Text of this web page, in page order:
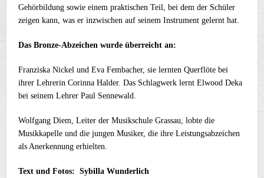
Gehörbildung sowie einem praktischen Teil, bei dem der Schüler
zeigen kann, was er inzwischen auf seinem Instrument gelernt hat.
Das Bronze-Abzeichen wurde überreicht an:
Franziska Nickel und Eva Fembacher, sie lernten Querflöte bei
ihrer Lehrerin Corinna Halder. Das Schlagwerk lernt Elwood Deka
bei seinem Lehrer Paul Sennewald.
Wolfgang Diem, Leiter der Musikschule Grassau, lobte die
Musikkapelle und die jungen Musiker, die ihre Leistungsabzeichen
als Anerkennung erhielten.
Text und Fotos: Sybilla Wunderlich